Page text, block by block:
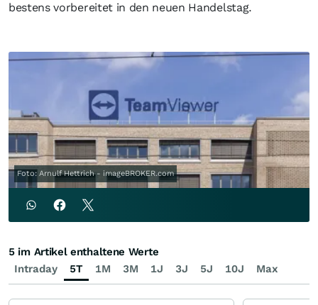
bestens vorbereitet in den neuen Handelstag.
Foto: Arnulf Hettrich - imageBROKER.com
Intraday 5T 1M 3M 1J 3J 5J 10J Max
5 im Artikel enthaltene Werte